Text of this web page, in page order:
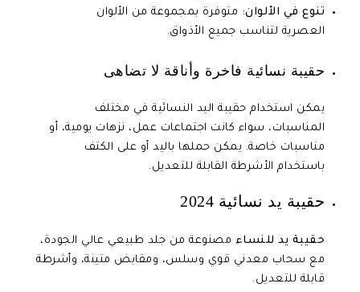
تنوع في الألوان: متوفرة بمجموعة من الألوان
العصرية لتناسب جميع الأذواق.
حقيبة نسائية فاخرة وأناقة لا تضاهى
يمكن استخدام حقيبة اليد النسائية في مختلف
المناسبات، سواء كانت اجتماعات عمل، نزهات يومية، أو
مناسبات خاصة. يمكن حملها باليد أو على الكتف
باستخدام الأشرطة القابلة للتعديل.
حقيبة يد نسائية 2024
حقيبة يد للنساء مصنوعة من جلد طبيعي عالي الجودة،
مع سحاب معدني قوي وسلس، ومقابض متينة، وأشرطة
قابلة للتعديل.